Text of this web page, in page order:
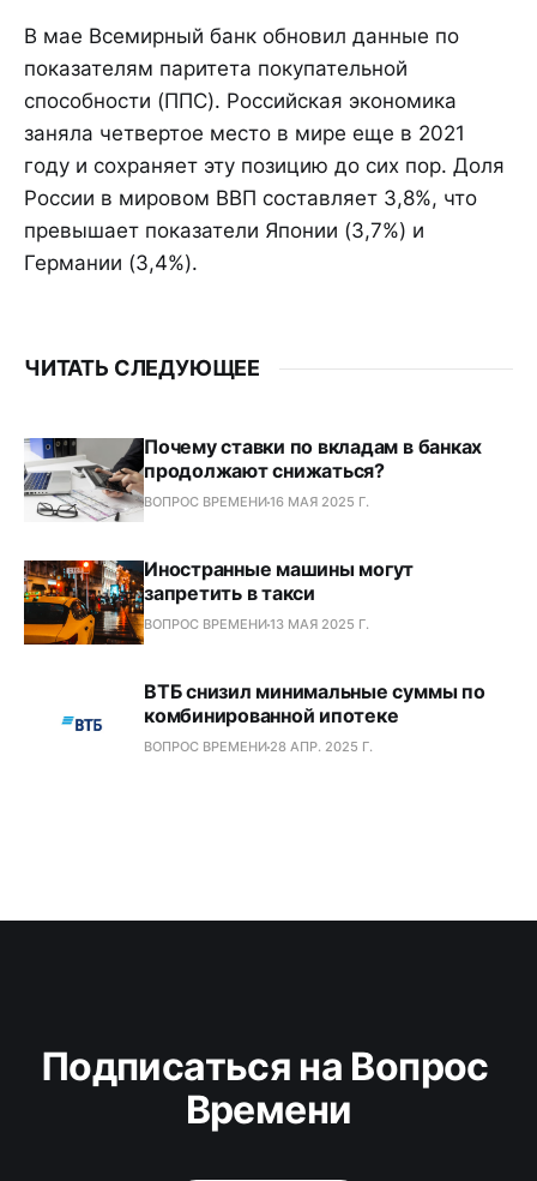
В мае Всемирный банк обновил данные по
показателям паритета покупательной
способности (ППС). Российская экономика
заняла четвертое место в мире еще в 2021
году и сохраняет эту позицию до сих пор. Доля
России в мировом ВВП составляет 3,8%, что
превышает показатели Японии (3,7%) и
Германии (3,4%).
ЧИТАТЬ СЛЕДУЮЩЕЕ
Почему ставки по вкладам в банках
продолжают снижаться?
ВОПРОС ВРЕМЕНИ16 МАЯ 2025 Г.
Иностранные машины могут
запретить в такси
ВОПРОС ВРЕМЕНИ13 МАЯ 2025 Г.
ВТБ снизил минимальные суммы по
комбинированной ипотеке
ВОПРОС ВРЕМЕНИ 28 АПР. 2025 Г.
Подписаться на Вопрос
Времени